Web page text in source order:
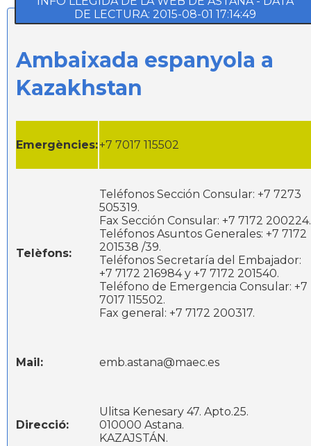
DE LECTURA: 2015-08-01 17:14:49
Ambaixada espanyola a
Kazakhstan
Emergències:+7 7017 115502
Telèfons:
Teléfonos Sección Consular: +7 7273
505319.
Fax Sección Consular: +7 7172 200224.
Teléfonos Asuntos Generales: +7 7172
201538 /39.
Teléfonos Secretaría del Embajador:
+7 7172 216984 y +7 7172 201540.
Teléfono de Emergencia Consular: +7
7017 115502.
Fax general: +7 7172 200317.
Mail: emb.astana@maec.es
Direcció:
Ulitsa Kenesary 47. Apto.25.
010000 Astana.
KAZAJSTÁN.